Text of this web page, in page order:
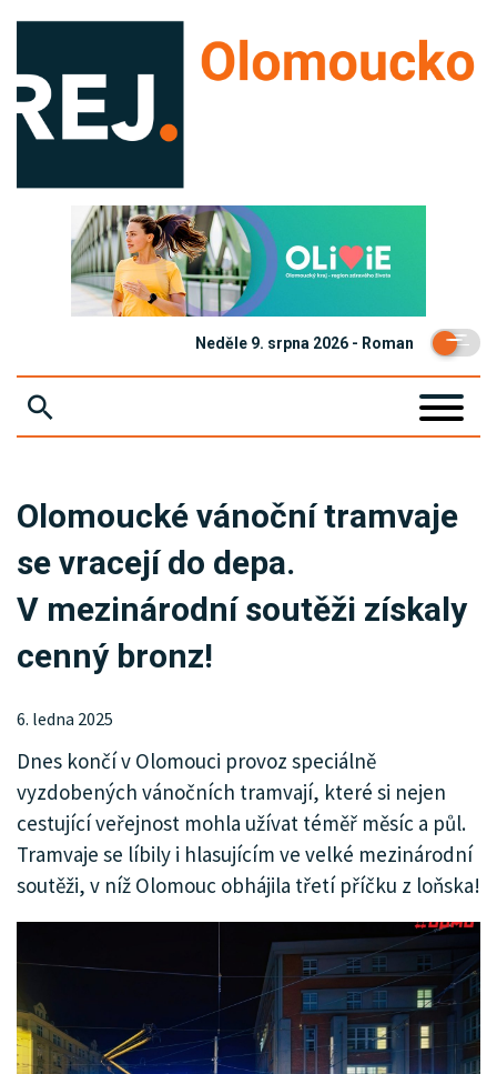
Neděle 9. srpna 2026 - Roman
KRIMI
SPORT
KULTURA
SPOLEČNOST
HISTORIE
MHD
INZERCE
ARCHIV
Olomoucké vánoční tramvaje
se vracejí do depa.
V mezinárodní soutěži získaly
cenný bronz!
6. ledna 2025
Dnes končí v Olomouci provoz speciálně
vyzdobených vánočních tramvají, které si nejen
cestující veřejnost mohla užívat téměř měsíc a půl.
Tramvaje se líbily i hlasujícím ve velké mezinárodní
soutěži, v níž Olomouc obhájila třetí příčku z loňska!